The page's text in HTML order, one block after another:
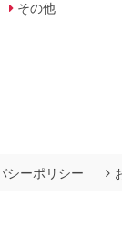
その他
シーポリシー